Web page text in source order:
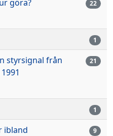
göra? 22
1
styrsignal från
21
1
ibland 9